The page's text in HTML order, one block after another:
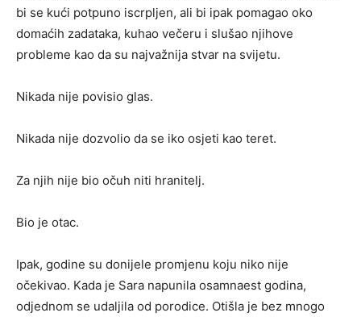
bi se kući potpuno iscrpljen, ali bi ipak pomagao oko
domaćih zadataka, kuhao večeru i slušao njihove
probleme kao da su najvažnija stvar na svijetu.
Nikada nije povisio glas.
Nikada nije dozvolio da se iko osjeti kao teret.
Za njih nije bio očuh niti hranitelj.
Bio je otac.
Ipak, godine su donijele promjenu koju niko nije
očekivao. Kada je Sara napunila osamnaest godina,
odjednom se udaljila od porodice. Otišla je bez mnogo